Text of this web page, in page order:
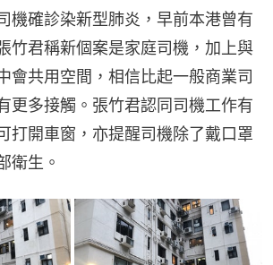
機確診染新型肺炎，早前本港曾有
竹君稱新個案是家庭司機，加上與
會共用空間，相信比起一般商業司
更多接觸。張竹君認同司機工作有
打開車窗，亦提醒司機除了戴口罩
衛生。